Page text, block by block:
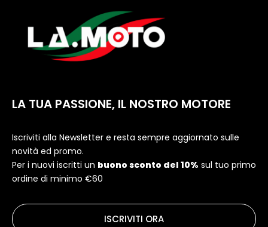
LA TUA PASSIONE, IL NOSTRO MOTORE
Iscriviti alla Newsletter e resta sempre aggiornato sulle
novità ed promo.
Per i nuovi iscritti un buono sconto del 10% sul tuo primo
ordine di minimo €60
ISCRIVITI ORA